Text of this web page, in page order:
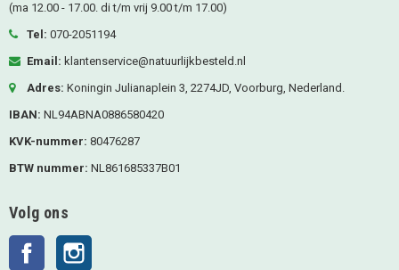
(ma 12.00 - 17.00. di t/m vrij 9.00 t/m 17.00)
Tel: 070-2051194
Email: klantenservice@natuurlijkbesteld.nl
Adres: Koningin Julianaplein 3, 2274JD, Voorburg, Nederland.
IBAN: NL94ABNA0886580420
KVK-nummer: 80476287
BTW nummer: NL861685337B01
Volg ons
Facebook